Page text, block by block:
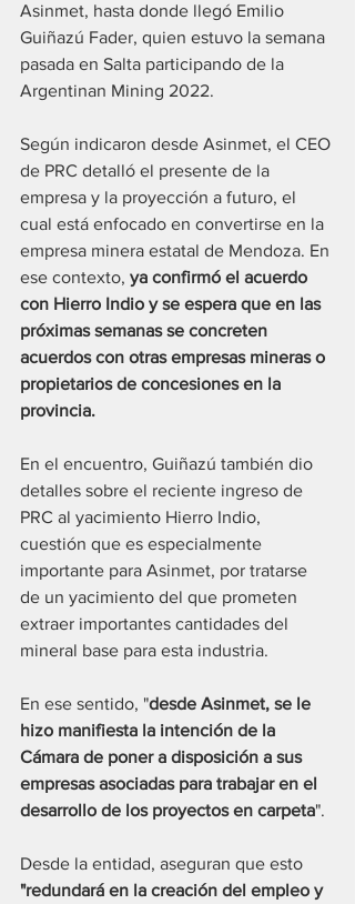
Asinmet, hasta donde llegó Emilio
Guiñazú Fader, quien estuvo la semana
pasada en Salta participando de la
Argentinan Mining 2022.
Según indicaron desde Asinmet, el CEO
de PRC detalló el presente de la
empresa y la proyección a futuro, el
cual está enfocado en convertirse en la
empresa minera estatal de Mendoza. En
ese contexto, ya confirmó el acuerdo
con Hierro Indio y se espera que en las
próximas semanas se concreten
acuerdos con otras empresas mineras o
propietarios de concesiones en la
provincia.
En el encuentro, Guiñazú también dio
detalles sobre el reciente ingreso de
PRC al yacimiento Hierro Indio,
cuestión que es especialmente
importante para Asinmet, por tratarse
de un yacimiento del que prometen
extraer importantes cantidades del
mineral base para esta industria.
En ese sentido, "desde Asinmet, se le
hizo manifiesta la intención de la
Cámara de poner a disposición a sus
empresas asociadas para trabajar en el
desarrollo de los proyectos en carpeta".
Desde la entidad, aseguran que esto
"redundará en la creación del empleo y